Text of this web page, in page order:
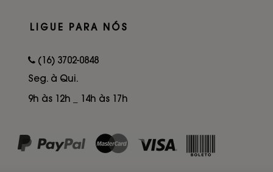
LIGUE PARA NÓS
(16) 3702-0848
Seg. à Qui.
9h às 12h _ 14h às 17h